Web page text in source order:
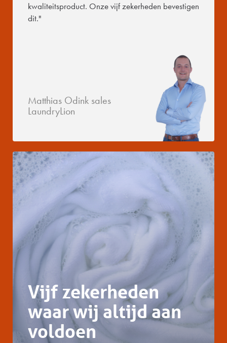
kwaliteitsproduct. Onze vijf zekerheden bevestigen
dit."
Matthias Odink sales
LaundryLion
Vijf zekerheden
waar wij altijd aan
voldoen